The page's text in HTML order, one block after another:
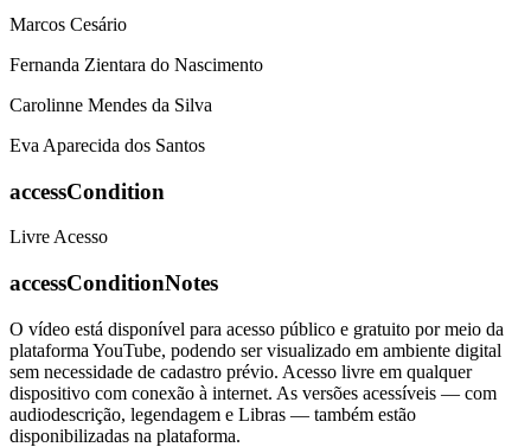
Marcos Cesário
Fernanda Zientara do Nascimento
Carolinne Mendes da Silva
Eva Aparecida dos Santos
accessCondition
Livre Acesso
accessConditionNotes
O vídeo está disponível para acesso público e gratuito por meio da
plataforma YouTube, podendo ser visualizado em ambiente digital
sem necessidade de cadastro prévio. Acesso livre em qualquer
dispositivo com conexão à internet. As versões acessíveis — com
audiodescrição, legendagem e Libras — também estão
disponibilizadas na plataforma.